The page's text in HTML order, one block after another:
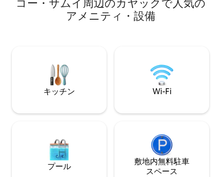
れています。 新しく建てられた伝統的な
タイのビーチハウスで、モダンな快適さ
Airbnbで旅行者によるすべてのレビュー
とコメントをお読みください）。写真を
見て説明をお読みください。
のリビングスペ
す 260平方メート
と250平方メート
コー・サムイ周辺のカ⁠ヤ⁠ッ⁠クで人⁠気⁠の
ア⁠メ⁠ニ⁠テ⁠ィ⁠・設⁠備
キッチン Wi-Fi
プール
敷地内無料駐⁠車
ス⁠ペ⁠ー⁠ス